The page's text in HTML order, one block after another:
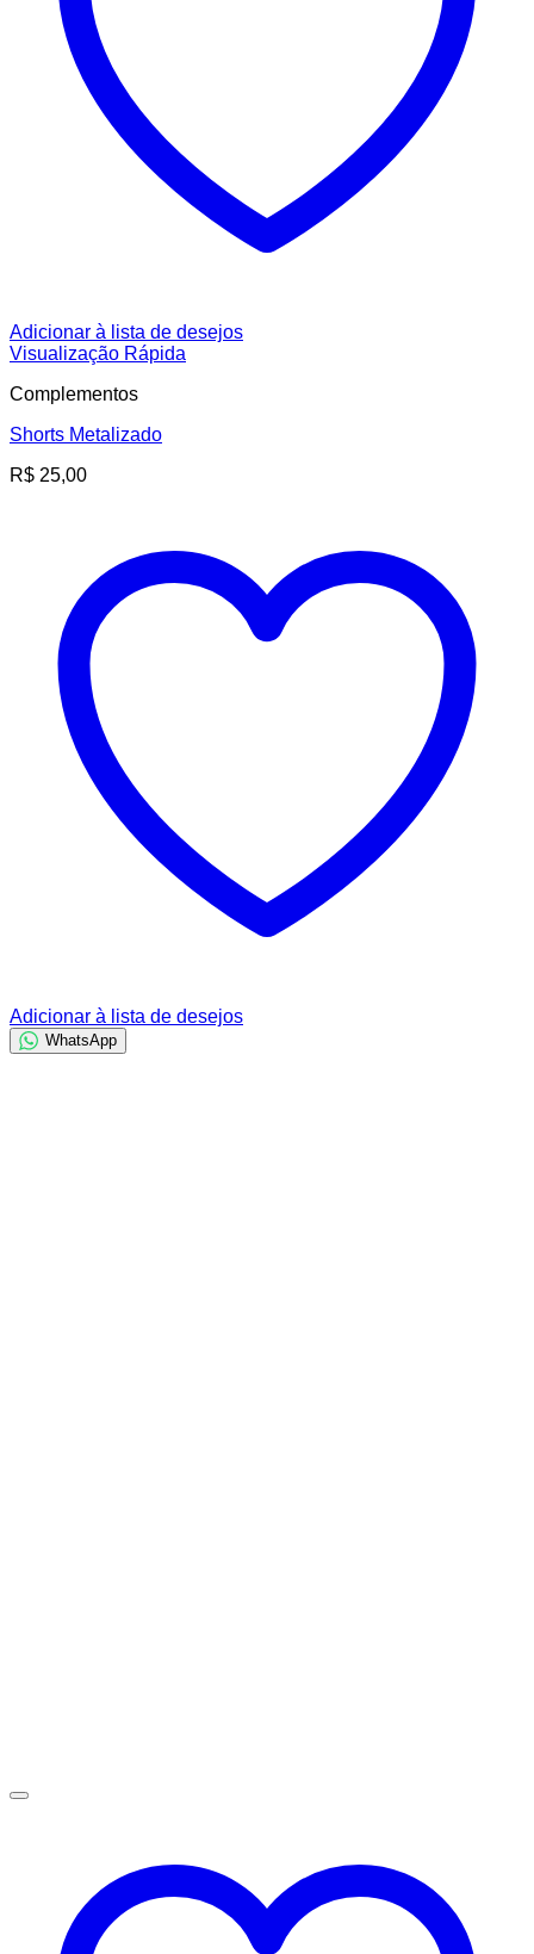
Adicionar à lista de desejos
Visualização Rápida
Complementos
Shorts Metalizado
R$ 25,00
Adicionar à lista de desejos
WhatsApp